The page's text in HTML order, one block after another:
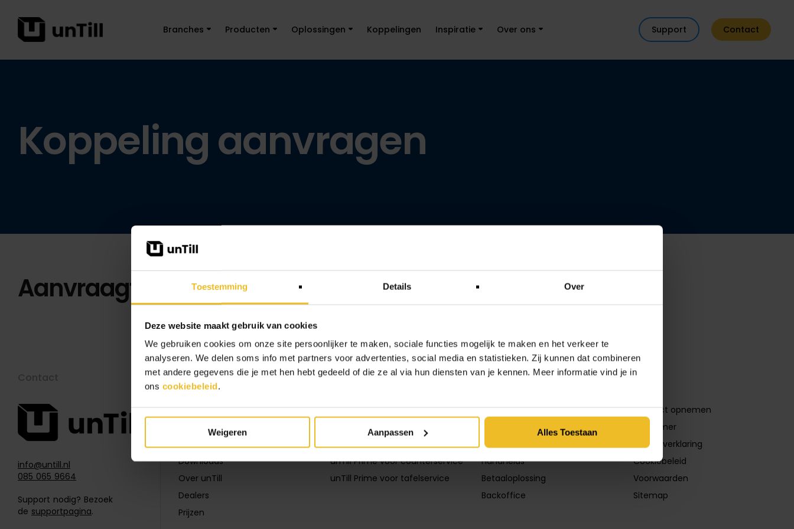
Toestemming Details Over
Deze website maakt gebruik van cookies
We gebruiken cookies om onze site persoonlijker te maken, sociale functies mogelijk te maken en het verkeer te
analyseren. We delen soms info met partners voor advertenties, social media en statistieken. Zij kunnen dat combineren
met andere gegevens die je met hen hebt gedeeld of die ze al via hun diensten van je kennen. Meer informatie vind je in
ons cookiebeleid.
Weigeren Aanpassen Alles Toestaan
Branches Producten Oplossingen Koppelingen Inspiratie Over ons Support Contact
Koppeling aanvragen
Aanvraagformulier
info@untill.nl
085 065 9664
Support nodig? Bezoek
de supportpagina.
Menu
Koppelingen
Referenties
Downloads
Over unTill
Dealers
Prijzen
Producten
unTill Air voor counterservice
unTill Air voor bar en keuken
unTill Air voor tafelservice
unTill Prime voor counterservice
unTill Prime voor tafelservice
Oplossingen
Kassasysteem
Keukenschermen
Barschermen
Handhelds
Betaaloplossing
Backoffice
Info
Contact opnemen
Disclaimer
Privacyverklaring
Cookiebeleid
Voorwaarden
Sitemap